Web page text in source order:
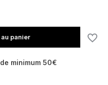
panier
minimum 50€